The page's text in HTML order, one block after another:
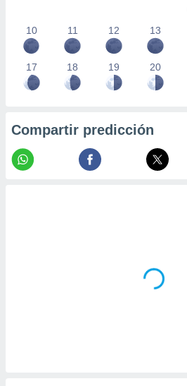
10 11 12 13
17 18 19 20
Compartir predicción